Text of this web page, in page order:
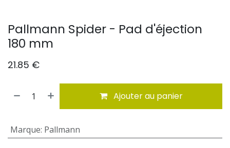
Pallmann Spider - Pad d'éjection
180 mm
21.85 €
Ajouter au panier
Marque: Pallmann